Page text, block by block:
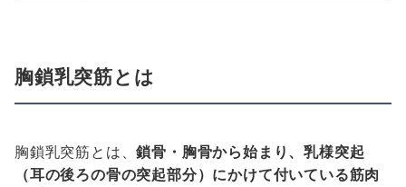
胸鎖乳突筋とは
胸鎖乳突筋とは、鎖骨・胸骨から始まり、乳様突起
（耳の後ろの骨の突起部分）にかけて付いている筋肉